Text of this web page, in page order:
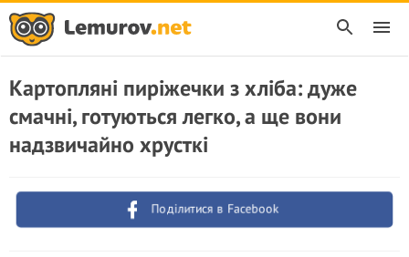
Картопляні пиріжечки з хліба: дуже
смачні, готуються легко, а ще вони
надзвичайно хрусткі
Поділитися в Facebook